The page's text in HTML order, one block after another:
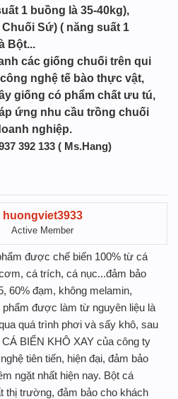
1 buồng là 35-40kg),
Sứ) ( năng suất 1
Bột...
các giống chuối trên qui
nghệ tế bào thực vật,
giống có phẩm chất ưu tú,
ứng nhu cầu trồng chuối
nghiệp.
392 133 ( Ms.Hang)
huongviet3933
Active Member
được chế biến 100% từ cá
cá trích, cá nục...đảm bảo
60% đạm, không melamin,
phẩm được làm từ nguyên liệu là
quá trình phơi và sấy khô, sau
BIỂN KHÔ XAY của công ty
tiên tiến, hiện đại, đảm bảo
ngặt nhất hiện nay. Bột cá
thị trường, đảm bảo cho khách